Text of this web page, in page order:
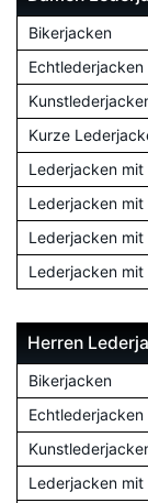
Bikerjacken
Echtlederjacken
Kurze
Lederjacken mit
Lederjacken mit
Lederjacken mit
Lederjacken mit
Herren
Bikerjacken
Echtlederjacken
Lederjacken mit